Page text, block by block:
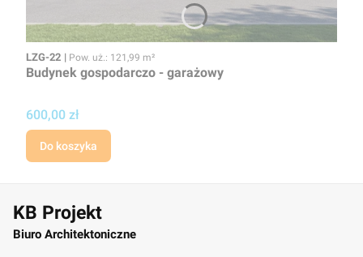
Kod
LZG-22 Powierzchnia użytkowa
Pow. uż.: 121,99 m²
Budynek gospodarczo - garażowy
Cena projektu
600,00 zł
Do koszyka
KB Projekt
Biuro Architektoniczne